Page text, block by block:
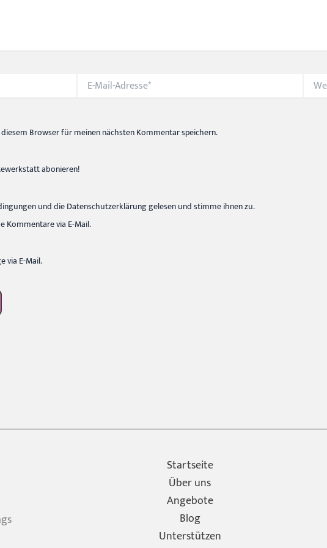
Mail-
Browser für meinen nächsten Kommentar speichern.
abonieren!
und die Datenschutzerklärung gelesen und stimme ihnen zu.
Kommentare via E-Mail.
via E-Mail.
Startseite
Über uns
Angebote
Blog
Unterstützen